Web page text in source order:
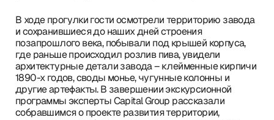
В ходе прогулки гости осмотрели территорию завода
и сохранившиеся до наших дней строения
позапрошлого века, побывали под крышей корпуса,
где раньше происходил розлив пива, увидели
архитектурные детали завода – клейменные кирпичи
1890-х годов, своды монье, чугунные колонны и
другие артефакты. В завершении экскурсионной
программы эксперты Capital Group рассказали
собравшимся о проекте развития территории,